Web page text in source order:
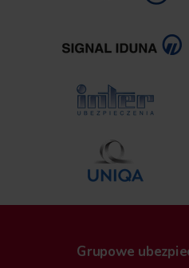
Grupowe